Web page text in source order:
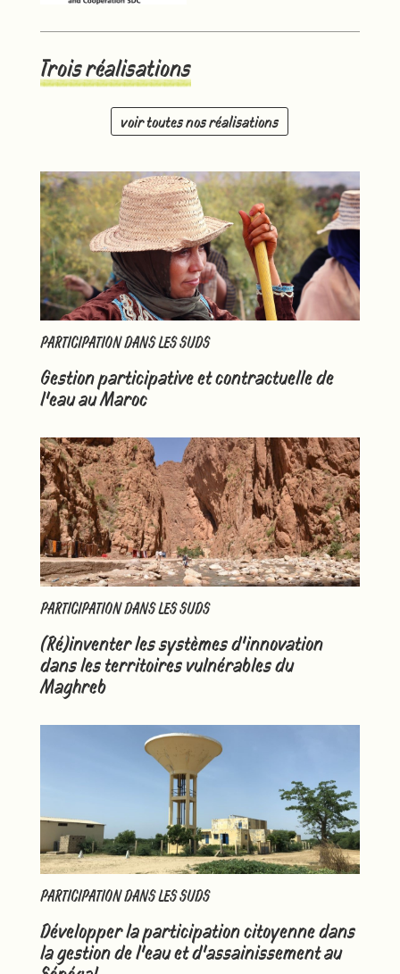
Trois réalisations
voir toutes nos réalisations
PARTICIPATION DANS LES SUDS
Gestion participative et contractuelle de
l’eau au Maroc
PARTICIPATION DANS LES SUDS
(Ré)inventer les systèmes d’innovation
dans les territoires vulnérables du
Maghreb
PARTICIPATION DANS LES SUDS
Développer la participation citoyenne dans
la gestion de l’eau et d’assainissement au